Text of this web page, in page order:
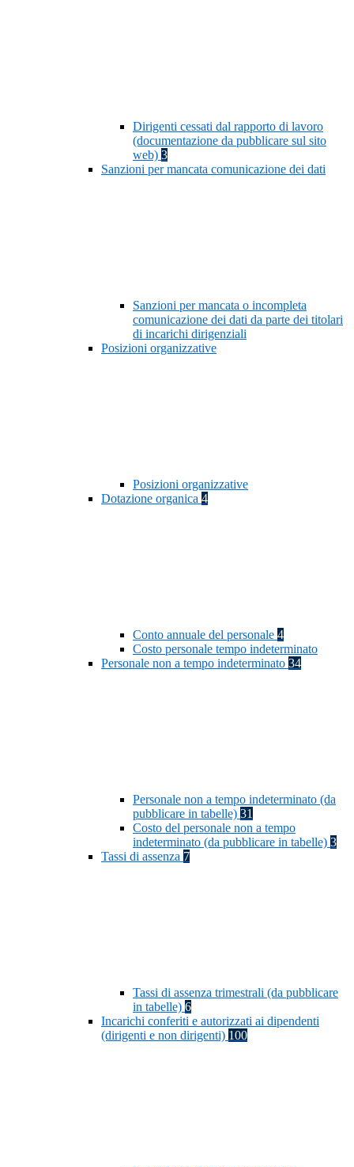
Dirigenti cessati dal rapporto di lavoro
(documentazione da pubblicare sul sito
web) 3
Sanzioni per mancata comunicazione dei dati
Sanzioni per mancata o incompleta
comunicazione dei dati da parte dei titolari
di incarichi dirigenziali
Posizioni organizzative
Posizioni organizzative
Dotazione organica 4
Conto annuale del personale 4
Costo personale tempo indeterminato
Personale non a tempo indeterminato 34
Personale non a tempo indeterminato (da
pubblicare in tabelle) 31
Costo del personale non a tempo
indeterminato (da pubblicare in tabelle) 3
Tassi di assenza 7
Tassi di assenza trimestrali (da pubblicare
in tabelle) 6
Incarichi conferiti e autorizzati ai dipendenti
(dirigenti e non dirigenti) 100